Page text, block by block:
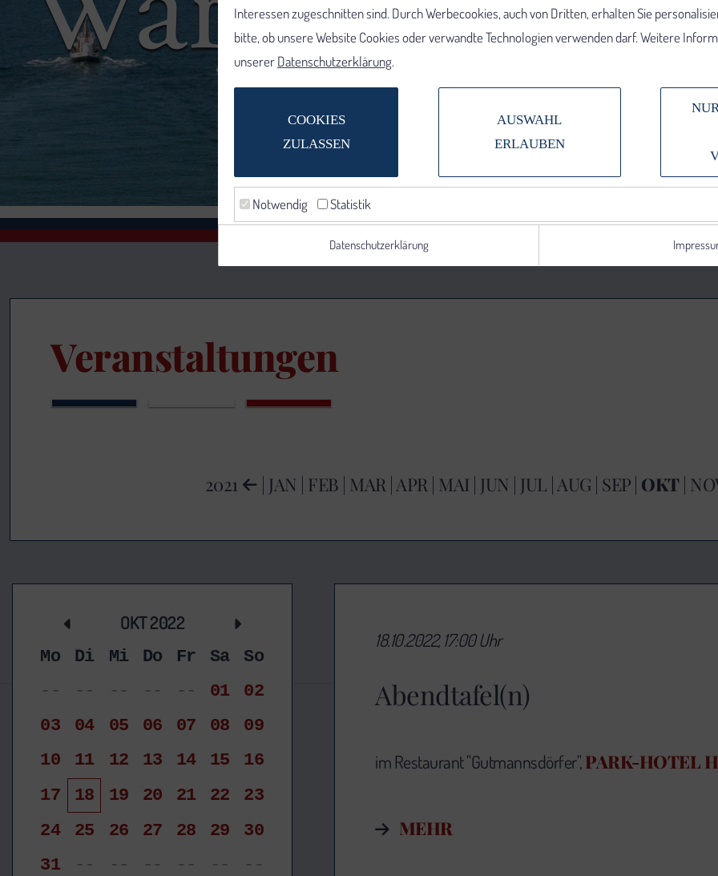
Veranstaltungen
2021 | JAN | FEB | MAR|APR| MAI | JUN | JUL |AUG | SEP| OKT|
OKT 2022
Mo Di Mi Do Fr Sa
So
--
-- -- -- -- 01
02
03
04 05 06 07 08
09
10
11 12 13 14 15
16
17
18 19 20 21 22
23
24
25 26 27 28 29
30
31
-- -- -- -- -- --
Abendtafel(n)
18.10.2022, 17:00 Uhr
im Restaurant "Gutmannsdörfer",PARK-HOTEL
MEHR
Interessen zugeschnitten sind. Durch Werbecookies, auch von Dritten, erhalten Sie
bitte, ob unsere Website Cookies oder verwandte Technologien verwenden darf. Weitere
unsererDatenschutzerklärung.
COOKIES
ZULASSEN
AUSWAHL
ERLAUBEN
Notwendig Statistik
Datenschutzerklärung